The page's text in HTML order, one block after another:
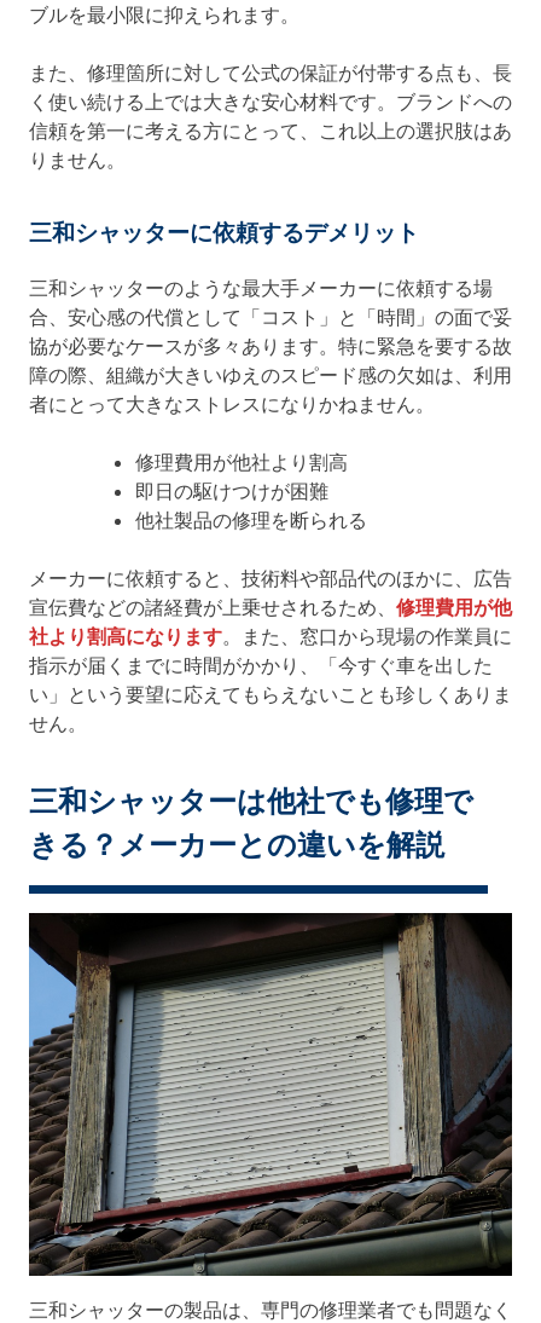
ブルを最小限に抑えられます。
また、修理箇所に対して公式の保証が付帯する点も、長
く使い続ける上では大きな安心材料です。ブランドへの
信頼を第一に考える方にとって、これ以上の選択肢はあ
りません。
三和シャッターに依頼するデメリット
三和シャッターのような最大手メーカーに依頼する場
合、安心感の代償として「コスト」と「時間」の面で妥
協が必要なケースが多々あります。特に緊急を要する故
障の際、組織が大きいゆえのスピード感の欠如は、利用
者にとって大きなストレスになりかねません。
修理費用が他社より割高
即日の駆けつけが困難
他社製品の修理を断られる
メーカーに依頼すると、技術料や部品代のほかに、広告
宣伝費などの諸経費が上乗せされるため、 修理費用が他
社より割高になります。また、窓口から現場の作業員に
指示が届くまでに時間がかかり、「今すぐ車を出した
い」という要望に応えてもらえないことも珍しくありま
せん。
三和シャッターは他社でも修理で
きる？メーカーとの違いを解説
三和シャッターの製品は、専門の修理業者でも問題なく